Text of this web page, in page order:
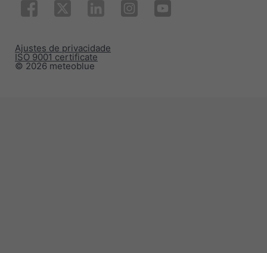
© 2026 meteoblue
ISO 9001 certificate
Ajustes de privacidade